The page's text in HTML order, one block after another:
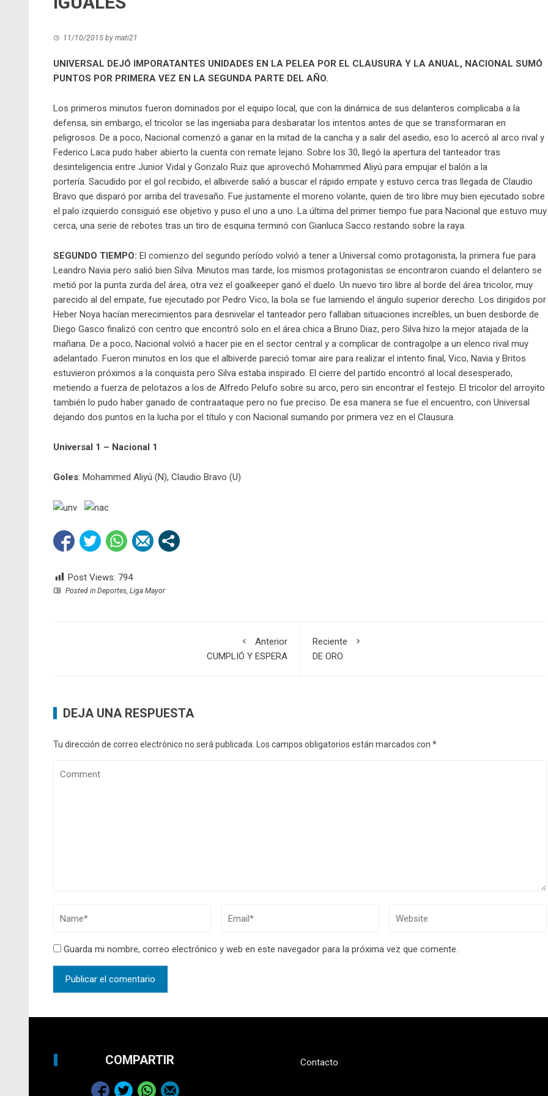
11/10/2015 by mati21
UNIVERSAL DEJÓ IMPORATANTES UNIDADES EN LA PELEA POR EL CLAUSURA Y LA ANUAL, NACIONAL SUMÓ
PUNTOS POR PRIMERA VEZ EN LA SEGUNDA PARTE DEL AÑO.
Los primeros minutos fueron dominados por el equipo local, que con la dinámica de sus delanteros complicaba a la
defensa, sin embargo, el tricolor se las ingeniaba para desbaratar los intentos antes de que se transformaran en
peligrosos. De a poco, Nacional comenzó a ganar en la mitad de la cancha y a salir del asedio, eso lo acercó al arco rival y
Federico Laca pudo haber abierto la cuenta con remate lejano. Sobre los 30, llegó la apertura del tanteador tras
desinteligencia entre Junior Vidal y Gonzalo Ruiz que aprovechó Mohammed Aliyú para empujar el balón a la
portería. Sacudido por el gol recibido, el albiverde salió a buscar el rápido empate y estuvo cerca tras llegada de Claudio
Bravo que disparó por arriba del travesaño. Fue justamente el moreno volante, quien de tiro libre muy bien ejecutado sobre
el palo izquierdo consiguió ese objetivo y puso el uno a uno. La última del primer tiempo fue para Nacional que estuvo muy
cerca, una serie de rebotes tras un tiro de esquina terminó con Gianluca Sacco restando sobre la raya.
SEGUNDO TIEMPO: El comienzo del segundo período volvió a tener a Universal como protagonista, la primera fue para
Leandro Navia pero salió bien Silva. Minutos mas tarde, los mismos protagonistas se encontraron cuando el delantero se
metió por la punta zurda del área, otra vez el goalkeeper ganó el duelo. Un nuevo tiro libre al borde del área tricolor, muy
parecido al del empate, fue ejecutado por Pedro Vico, la bola se fue lamiendo el ángulo superior derecho. Los dirigidos por
Heber Noya hacían merecimientos para desnivelar el tanteador pero fallaban situaciones increíbles, un buen desborde de
Diego Gasco finalizó con centro que encontró solo en el área chica a Bruno Diaz, pero Silva hizo la mejor atajada de la
mañana. De a poco, Nacional volvió a hacer pie en el sector central y a complicar de contragolpe a un elenco rival muy
adelantado. Fueron minutos en los que el albiverde pareció tomar aire para realizar el intento final, Vico, Navia y Britos
estuvieron próximos a la conquista pero Silva estaba inspirado. El cierre del partido encontró al local desesperado,
metiendo a fuerza de pelotazos a los de Alfredo Pelufo sobre su arco, pero sin encontrar el festejo. El tricolor del arroyito
también lo pudo haber ganado de contraataque pero no fue preciso. De esa manera se fue el encuentro, con Universal
dejando dos puntos en la lucha por el título y con Nacional sumando por primera vez en el Clausura.
Universal 1 – Nacional 1
Goles: Mohammed Aliyú (N), Claudio Bravo (U)
Post Views: 794
Posted in Deportes, Liga Mayor
Anterior
CUMPLIÓ Y ESPERA
Reciente
DE ORO
DEJA UNA RESPUESTA
Tu dirección de correo electrónico no será publicada. Los campos obligatorios están marcados con *
Guarda mi nombre, correo electrónico y web en este navegador para la próxima vez que comente.
COMPARTIR Contacto